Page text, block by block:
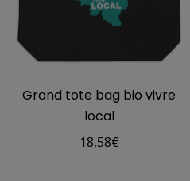
Grand tote bag bio vivre
local
18,58€